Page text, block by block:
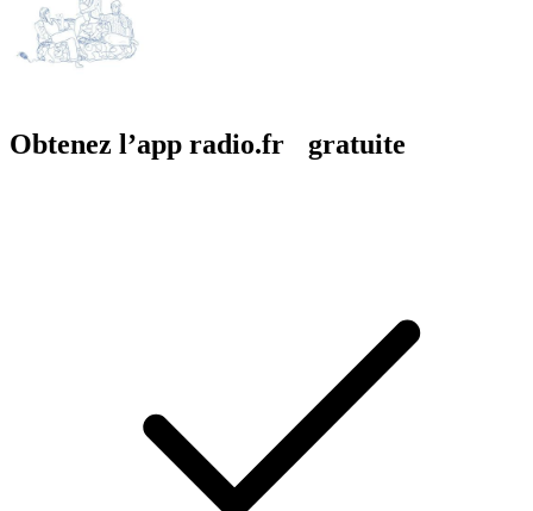
Obtenez l’app radio.fr gratuite